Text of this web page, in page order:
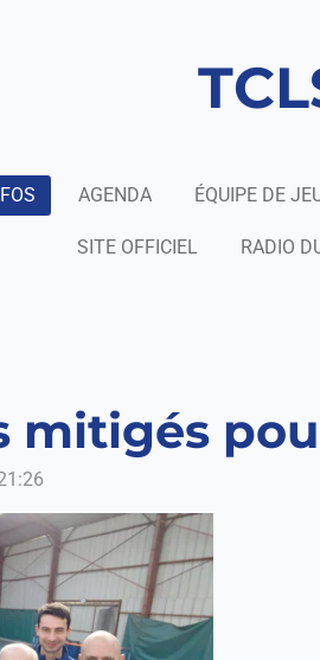
AGENDA ÉQUIPE DE
SITE OFFICIEL RADIO
mitigés